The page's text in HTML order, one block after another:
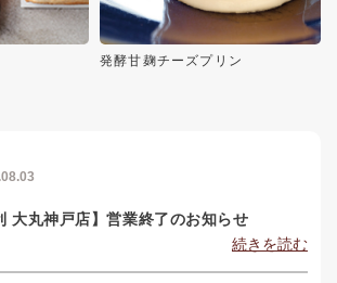
発酵甘麹チーズプリン
大丸神戸店】営業終了のお知らせ
続きを読む